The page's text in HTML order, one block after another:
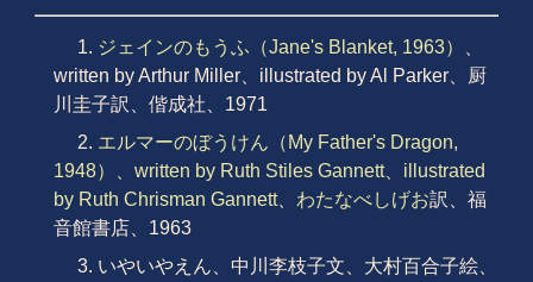
1. ジェインのもうふ（Jane's Blanket, 1963）
written by Arthur Miller、illustrated by Al Parker、厨
川圭子訳、偕成社、1971
2. エルマーのぼうけん（My Father's Dragon,
1948）、written by Ruth Stiles Gannett、illustrated
by Ruth Chrisman Gannett、 わたなべしげお訳、福
音館書店、1963
3. いやいやえん、中川李枝子文、大村百合子絵、